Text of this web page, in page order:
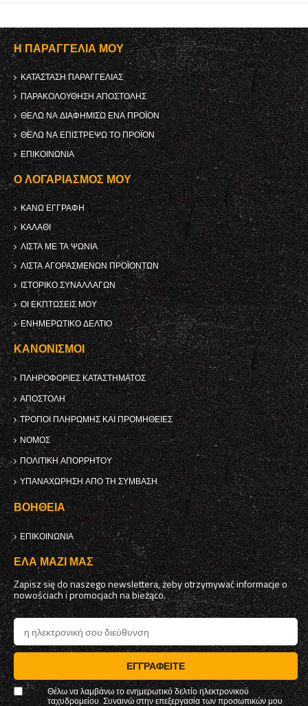
Η ΠΑΡΑΓΓΕΛΊΑ ΜΟΥ
ΚΑΤΆΣΤΑΣΗ ΠΑΡΑΓΓΕΛΊΑΣ
ΠΑΡΑΚΟΛΟΎΘΗΣΗ ΑΠΟΣΤΟΛΉΣ
ΘΈΛΩ ΝΑ ΔΙΑΦΗΜΊΣΩ ΈΝΑ ΠΡΟΪΌΝ
ΘΈΛΩ ΝΑ ΕΠΙΣΤΡΈΨΩ ΤΟ ΠΡΟΪΌΝ
ΕΠΙΚΟΙΝΩΝΊΑ
Ο ΛΟΓΑΡΙΑΣΜΌΣ ΜΟΥ
ΚΑΝΩ ΕΓΓΡΑΦΗ
ΚΑΛΆΘΙ
ΛΊΣΤΑ ΜΕ ΤΑ ΨΏΝΙΑ
ΛΊΣΤΑ ΑΓΟΡΑΣΜΈΝΩΝ ΠΡΟΪΌΝΤΩΝ
ΙΣΤΟΡΙΚΌ ΣΥΝΑΛΛΑΓΏΝ
ΟΙ ΕΚΠΤΏΣΕΙΣ ΜΟΥ
ΕΝΗΜΕΡΩΤΙΚΌ ΔΕΛΤΊΟ
ΚΑΝΟΝΙΣΜΟΊ
ΠΛΗΡΟΦΟΡΊΕΣ ΚΑΤΑΣΤΉΜΑΤΟΣ
ΑΠΟΣΤΟΛΉ
ΤΡΌΠΟΙ ΠΛΗΡΩΜΉΣ ΚΑΙ ΠΡΟΜΉΘΕΙΕΣ
ΝΌΜΟΣ
ΠΟΛΙΤΙΚΉ ΑΠΟΡΡΉΤΟΥ
ΥΠΑΝΑΧΏΡΗΣΗ ΑΠΌ ΤΗ ΣΎΜΒΑΣΗ
ΒΟΉΘΕΙΑ
ΕΠΙΚΟΙΝΩΝΊΑ
ΈΛΑ ΜΑΖΊ ΜΑΣ
Zapisz się do naszego newslettera, żeby otrzymywać informacje o
nowościach i promocjach na bieżąco.
ΕΓΓΡΑΦΕΊΤΕ
Θέλω να λαμβάνω το ενημερωτικό δελτίο ηλεκτρονικού
ταχυδρομείου. Συναινώ στην επεξεργασία των προσωπικών μου